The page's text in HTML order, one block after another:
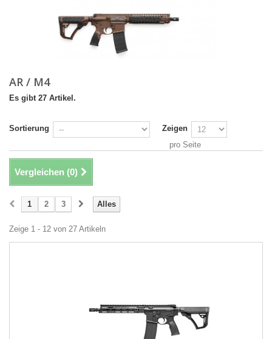
AR / M4
Es gibt 27 Artikel.
Sortierung
Zeigen
pro Seite
Vergleichen (0)
Alles
1 2 3
Zeige 1 - 12 von 27 Artikeln